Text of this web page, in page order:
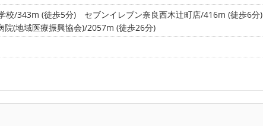
校/343m (徒歩5分)
セブンイレブン奈良西木辻町店/416m (徒歩6分)
院(地域医療振興協会)/2057m (徒歩26分)